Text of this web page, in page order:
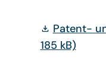
Patent-
185 kB)